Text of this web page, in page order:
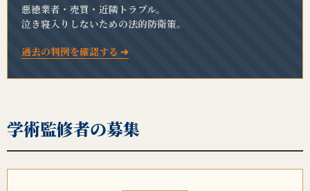
悪徳業者・売買・近隣トラブル。
泣き寝入りしないための法的防衛策。
過去の判例を確認する ➔
学術監修者の募集